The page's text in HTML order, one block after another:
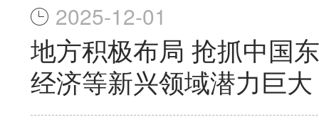
2025-12-01
地方积极布局 抢抓中国
经济等新兴领域潜力巨大